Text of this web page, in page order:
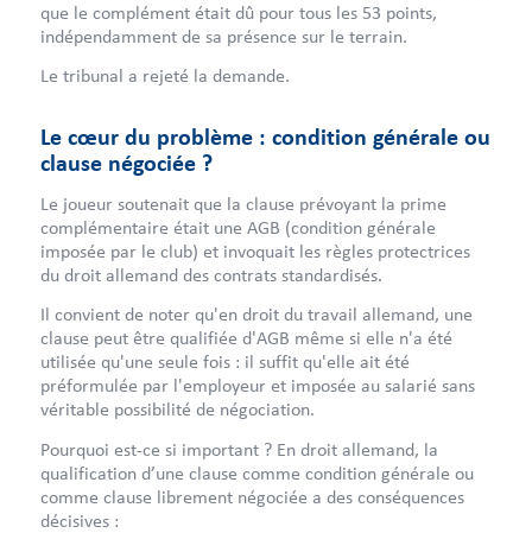
que le complément était dû pour tous les 53 points,
indépendamment de sa présence sur le terrain.
Le tribunal a rejeté la demande.
Le cœur du problème : condition générale ou
clause négociée ?
Le joueur soutenait que la clause prévoyant la prime
complémentaire était une AGB (condition générale
imposée par le club) et invoquait les règles protectrices
du droit allemand des contrats standardisés.
Il convient de noter qu'en droit du travail allemand, une
clause peut être qualifiée d'AGB même si elle n'a été
utilisée qu'une seule fois : il suffit qu'elle ait été
préformulée par l'employeur et imposée au salarié sans
véritable possibilité de négociation.
Pourquoi est-ce si important ? En droit allemand, la
qualification d’une clause comme condition générale ou
comme clause librement négociée a des conséquences
décisives :